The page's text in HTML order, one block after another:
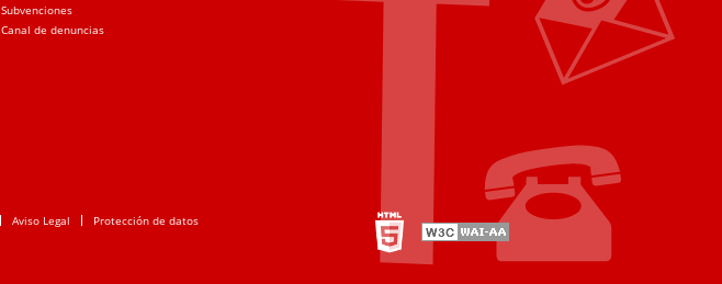
Subvenciones
Canal de denuncias
Aviso Legal Protección de datos